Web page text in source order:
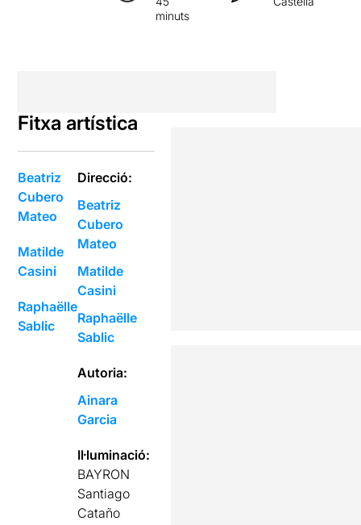
minuts
Fitxa artística
Beatriz
Cubero
Mateo
Matilde
Casini
Raphaëlle
Sablic
Direcció:
Beatriz
Cubero
Mateo
Matilde
Casini
Raphaëlle
Sablic
Autoria:
Ainara
Garcia
Il·luminació:
BAYRON
Santiago
Cataño